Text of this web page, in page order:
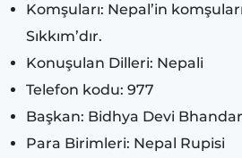
Komşuları: Nepal’in
Sıkkım’dır.
Konuşulan Dilleri: Nepali
Telefon kodu: 977
Başkan: Bidhya Devi
Para Birimleri: Nepal Rupisi